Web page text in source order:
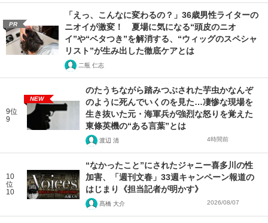
PR
「えっ、こんなに変わるの？」36歳男性ライターの
ニオイが激変！ 夏場に気になる“頭皮のニオ
イ”や“ベタつき”を解消する、“ウィッグのスペシャ
リスト”が生み出した徹底ケアとは
二瓶 仁志
9位
9
NEW
のたうちながら踏みつぶされた芋虫かなんぞ
のように死んでいくのを見た…凄惨な現場を
生き抜いた元・海軍兵が強烈な怒りを覚えた
東條英機の“ある言葉”とは
渡辺 清 4時間前
10
位
10
“なかったこと”にされたジャニー喜多川の性
加害、「週刊文春」33週キャンペーン報道の
はじまり《担当記者が明かす》
髙橋 大介 2026/08/07